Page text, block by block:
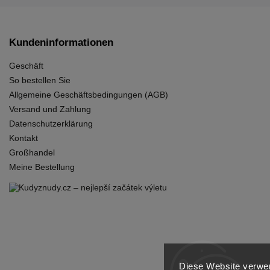
Diese Website
Kundeninformationen
Geschäft
So bestellen Sie
Allgemeine Geschäftsbedingungen (AGB)
Versand und Zahlung
Datenschutzerklärung
Kontakt
Großhandel
Meine Bestellung